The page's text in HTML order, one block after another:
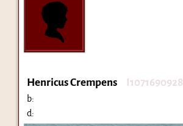
Henricus Crempens I1071690928
b:
d: